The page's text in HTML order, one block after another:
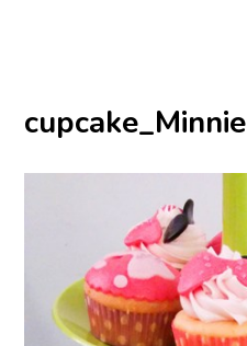
cupcake_Minnie